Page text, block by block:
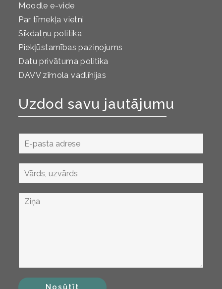
Moodle e-vide
Par tīmekļa vietni
Sīkdatņu politika
Piekļūstamības paziņojums
Datu privātuma politika
DAVV zīmola vadlīnijas
Uzdod savu jautājumu
Nosūtīt